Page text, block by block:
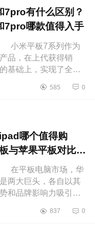
7pro有什么区别？
7pro哪款值得入手
米平板7系列作为
品，在上代获得销
基础上，实现了全方
和7pro有什么区别？小
585 0
哪个值得购
与苹果平板对比哪
平板电脑市场，华
两大巨头，各自以其
和品牌影响力吸引了
果ipad哪个值得购
837 0